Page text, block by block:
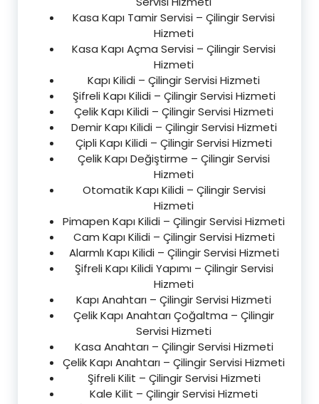
Kasa Kapı Tamir Servisi – Çilingir Servisi
Hizmeti
Kasa Kapı Açma Servisi – Çilingir Servisi
Hizmeti
Kapı Kilidi – Çilingir Servisi Hizmeti
Şifreli Kapı Kilidi – Çilingir Servisi Hizmeti
Çelik Kapı Kilidi – Çilingir Servisi Hizmeti
Demir Kapı Kilidi – Çilingir Servisi Hizmeti
Çipli Kapı Kilidi – Çilingir Servisi Hizmeti
Çelik Kapı Değiştirme – Çilingir Servisi
Hizmeti
Otomatik Kapı Kilidi – Çilingir Servisi
Hizmeti
Pimapen Kapı Kilidi – Çilingir Servisi Hizmeti
Cam Kapı Kilidi – Çilingir Servisi Hizmeti
Alarmlı Kapı Kilidi – Çilingir Servisi Hizmeti
Şifreli Kapı Kilidi Yapımı – Çilingir Servisi
Hizmeti
Kapı Anahtarı – Çilingir Servisi Hizmeti
Çelik Kapı Anahtarı Çoğaltma – Çilingir
Servisi Hizmeti
Kasa Anahtarı – Çilingir Servisi Hizmeti
Çelik Kapı Anahtarı – Çilingir Servisi Hizmeti
Şifreli Kilit – Çilingir Servisi Hizmeti
Kale Kilit – Çilingir Servisi Hizmeti